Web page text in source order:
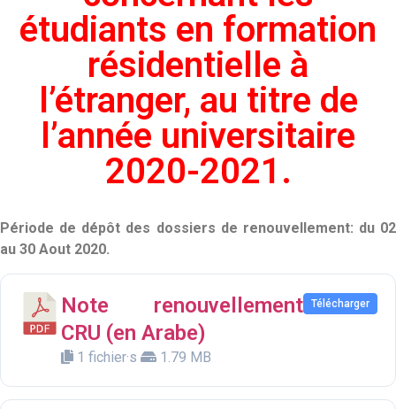
étudiants en formation
résidentielle à
l’étranger, au titre de
l’année universitaire
2020-2021.
Période de dépôt des dossiers de renouvellement: du 02
au 30 Aout 2020.
Note renouvellement
CRU (en Arabe)
1 fichier·s 1.79 MB
Télécharger